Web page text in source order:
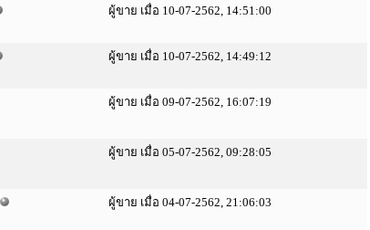
ผู้ขาย เมื่อ 10-07-2562, 14:51:00
ผู้ขาย เมื่อ 10-07-2562, 14:49:12
ผู้ขาย เมื่อ 09-07-2562, 16:07:19
ผู้ขาย เมื่อ 05-07-2562, 09:28:05
ผู้ขาย เมื่อ 04-07-2562, 21:06:03